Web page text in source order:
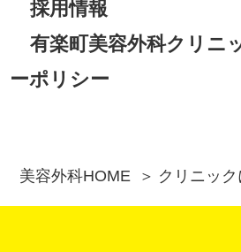
採用情報
有楽町美容外科クリニ
ーポリシー
美容外科HOME クリニッ